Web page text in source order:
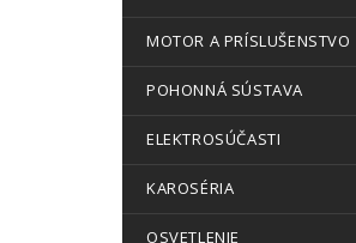
MOTOR A PRÍSLUŠENSTVO
POHONNÁ SÚSTAVA
ELEKTROSÚČASTI
KAROSÉRIA
OSVETLENIE